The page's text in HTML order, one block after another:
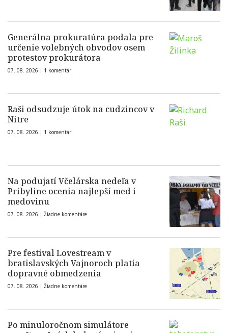
Generálna prokuratúra podala pre
určenie volebných obvodov osem
protestov prokurátora
07. 08. 2026 | 1 komentár
Raši odsudzuje útok na cudzincov v
Nitre
07. 08. 2026 | 1 komentár
Na podujatí Včelárska nedeľa v
Pribyline ocenia najlepší med i
medovinu
07. 08. 2026 | Žiadne komentáre
Pre festival Lovestream v
bratislavských Vajnoroch platia
dopravné obmedzenia
07. 08. 2026 | Žiadne komentáre
Po minuloročnom simulátore